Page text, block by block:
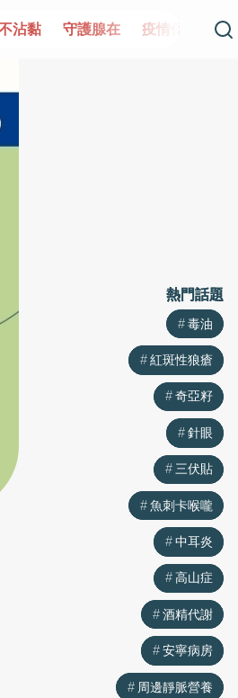
疫情保衛戰 再生醫學 愛的
熱門話題
毒油
紅斑性狼瘡
奇亞籽
針眼
三伏貼
魚刺卡喉嚨
中耳炎
高山症
酒精代謝
安寧病房
周邊靜脈營養
熱門話題
毒油
紅斑性狼瘡
奇亞籽
針眼
三伏貼
魚刺卡喉嚨
中耳炎
高山症
酒精代謝
安寧病房
周邊靜脈營養